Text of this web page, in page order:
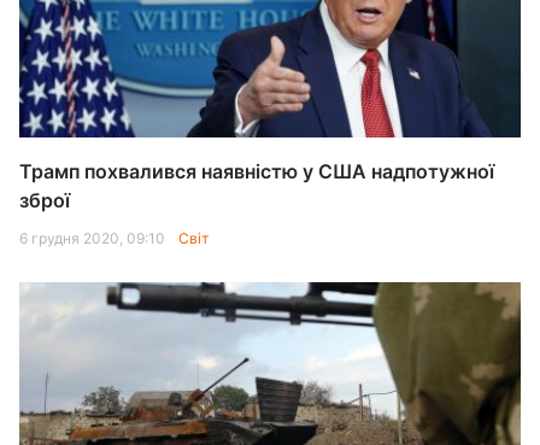
Трамп похвалився наявністю у США надпотужної
зброї
6 грудня 2020, 09:10 Світ